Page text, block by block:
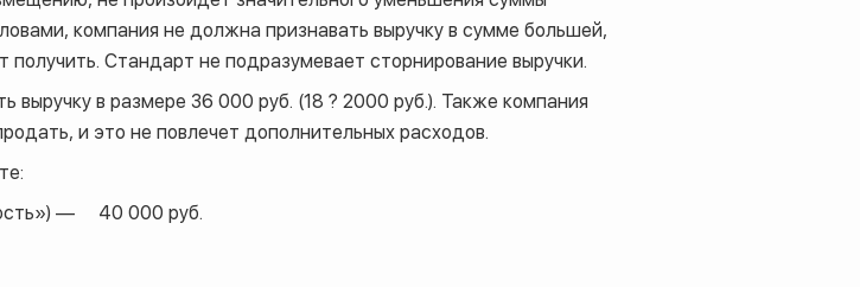
компания не должна признавать выручку в сумме большей,
Стандарт не подразумевает сторнирование выручки.
выручку в размере 36 000 руб. (18 ? 2000 руб.). Также компания
и это не повлечет дополнительных расходов.
— 40 000 руб.